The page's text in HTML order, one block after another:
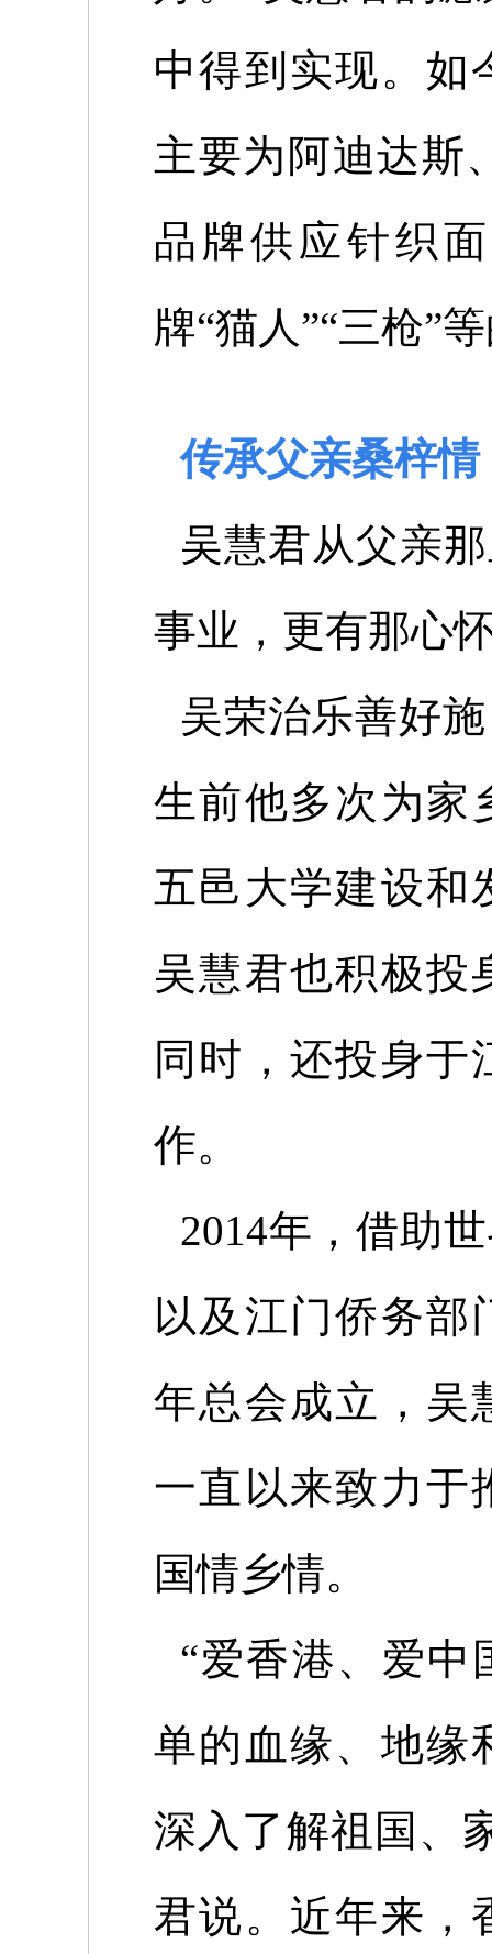
中得到实现。如
主要为阿迪达斯
品牌供应针织
牌“猫人”“三枪”
传承父亲桑梓情
吴慧君从父亲
事业，更有那心
吴荣治乐善好
生前他多次为家
五邑大学建设和
吴慧君也积极投
同时，还投身于
作。
2014年，借助
以及江门侨务部
年总会成立，吴
一直以来致力于
国情乡情。
“爱香港、爱中
单的血缘、地缘
深入了解祖国、
君说。近年来，